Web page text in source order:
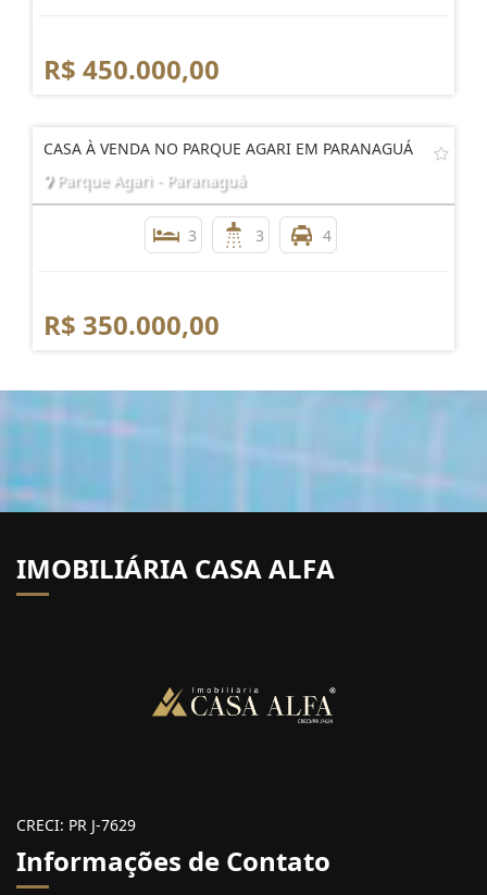
R$ 450.000,00
CASA À VENDA NO PARQUE AGARI EM PARANAGUÁ
Parque Agari - Paranaguá
3 3 4
R$ 350.000,00
IMOBILIÁRIA CASA ALFA
CRECI: PR J-7629
Informações de Contato